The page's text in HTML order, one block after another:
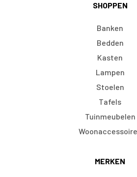
SHOPPEN
Banken
Bedden
Kasten
Lampen
Stoelen
Tafels
Tuinmeubelen
MERKEN